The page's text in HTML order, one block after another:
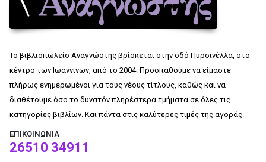
Το βιβλιοπωλείο Αναγνώστης βρίσκεται στην οδό Πυρσινέλλα, στο
κέντρο των Ιωαννίνων, από το 2004. Προσπαθούμε να είμαστε
πλήρως ενημερωμένοι για τους νέους τίτλους, καθώς και να
διαθέτουμε όσο το δυνατόν πληρέστερα τμήματα σε όλες τις
κατηγορίες βιβλίων. Και πάντα στις καλύτερες τιμές της αγοράς.
ΕΠΙΚΟΙΝΩΝΊΑ
26510 34911